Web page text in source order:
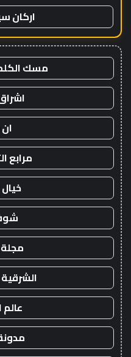
اركان
مسك
مرابع